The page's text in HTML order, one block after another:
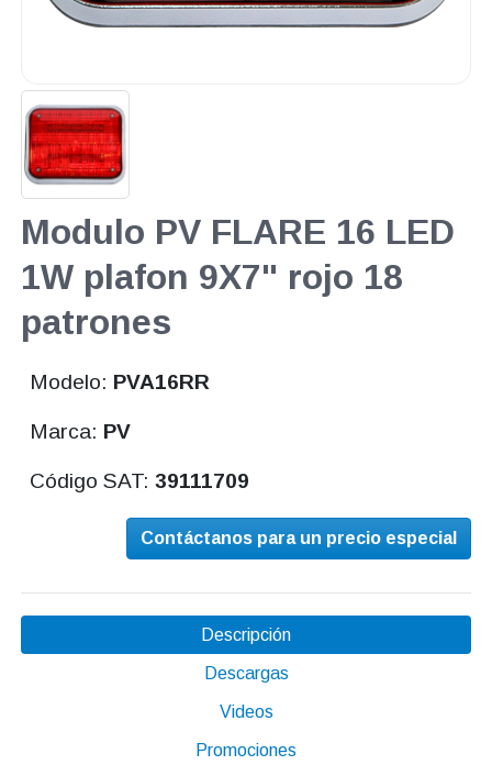
Modulo PV FLARE 16 LED
1W plafon 9X7" rojo 18
patrones
Modelo: PVA16RR
Marca: PV
Código SAT:39111709
Contáctanos para un precio especial
Descripción
Descargas
Videos
Promociones